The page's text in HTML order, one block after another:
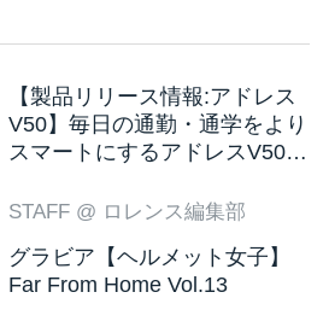
【製品リリース情報:アドレス
V50】毎日の通勤・通学をより
スマートにするアドレスV50
STAFF @ ロレンス編集部
グラビア【ヘルメット女子】
Far From Home Vol.13